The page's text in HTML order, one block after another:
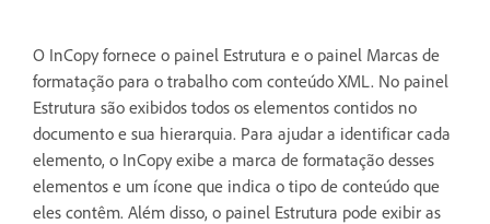
O InCopy fornece o painel Estrutura e o painel Marcas de
formatação para o trabalho com conteúdo XML. No painel
Estrutura são exibidos todos os elementos contidos no
documento e sua hierarquia. Para ajudar a identificar cada
elemento, o InCopy exibe a marca de formatação desses
elementos e um ícone que indica o tipo de conteúdo que
eles contêm. Além disso, o painel Estrutura pode exibir as